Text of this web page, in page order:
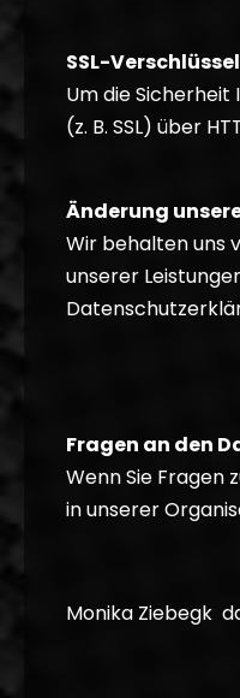
SSL-
Um die
(z. B. SSL) über
Änderung
Wir behalten uns
unserer
Fragen an den
Wenn Sie Fragen
in unserer
Monika Ziebegk